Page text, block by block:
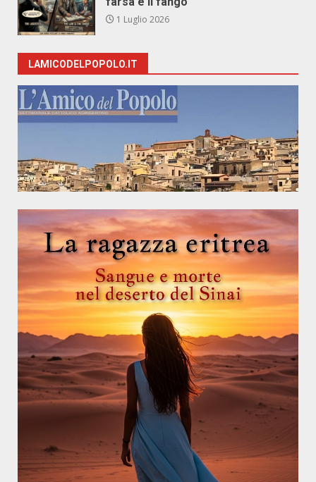
1 Luglio 2026
LAMICODELPOPOLO.IT